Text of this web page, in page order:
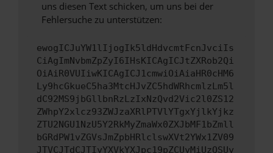
uns diesen Text schicken, um uns bei der
Fehlersuche zu unterstützen:
ewogICJuYW1lIjogIk5ldHdvcmtFcnJvciIs
CiAgImNvbmZpZyI6IHsKICAgICJtZXRob2Qi
OiAiR0VUIiwKICAgICJ1cmwiOiAiaHR0cHM6
Ly9hcGkueC5ha3MtcHJvZC5hdWRhcmlzLm5l
dC92MS9jbGllbnRzLzIxNzQvd2Vic2l0ZS12
ZWhpY2xlcz93ZWJzaXRlPTVlYTgxYjlkYjkz
ZTU2NGU1NzU5Y2RkMyZmaWx0ZXJbMF1bZmll
bGRdPW1vZGVsJmZpbHRlclswXVt2YWx1ZV09
JTVCJTdCJTIyYXVkYXJpc19pZCUyMiUzQSUy